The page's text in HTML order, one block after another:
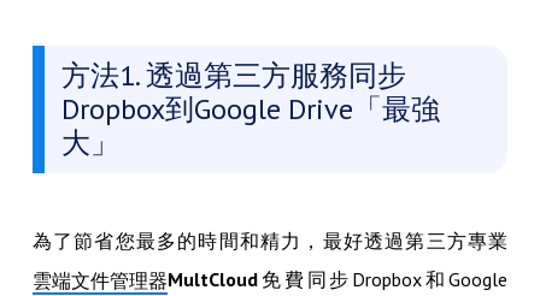
方法1. 透過第三方服務同步
Dropbox到Google Drive「最強
大」
為了節省您最多的時間和精力，最好透過第三方專業
雲端文件管理器MultCloud免費同步Dropbox和Google